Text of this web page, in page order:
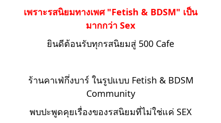
เพราะรสนิยมทางเพศ "Fetish & BDSM" เป็น
มากกว่า Sex
ยินดีต้อนรับทุกรสนิยมสู่ 500 Cafe
ร้านคาเฟ่กึ่งบาร์ ในรูปแบบ Fetish & BDSM
Community
พบปะพูดคุยเรื่องของรสนิยมที่ไม่ใช่แค่ SEX